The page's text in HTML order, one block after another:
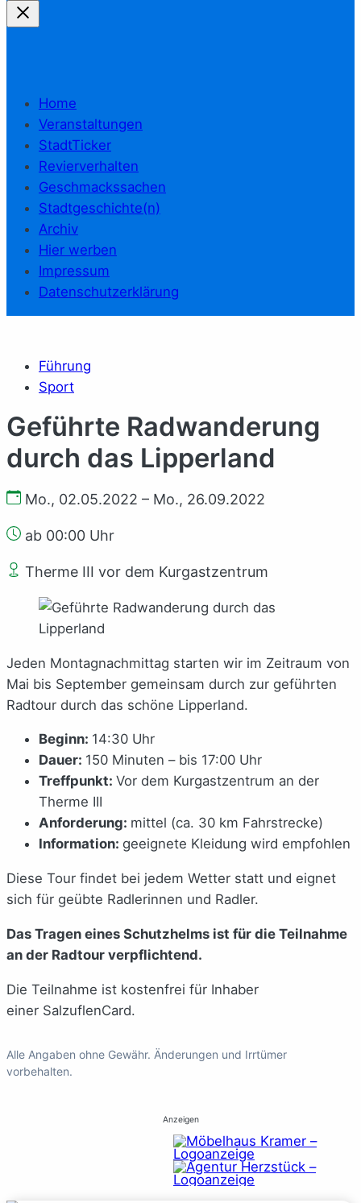
Home
Veranstaltungen
StadtTicker
Revierverhalten
Geschmackssachen
Stadtgeschichte(n)
Archiv
Hier werben
Impressum
Datenschutzerklärung
Führung
Sport
Geführte Radwanderung
durch das Lipperland
Mo., 02.05.2022 – Mo., 26.09.2022
ab 00:00 Uhr
Therme III vor dem Kurgastzentrum
Jeden Montagnachmittag starten wir im Zeitraum von
Mai bis September gemeinsam durch zur geführten
Radtour durch das schöne Lipperland.
Beginn: 14:30 Uhr
Dauer: 150 Minuten – bis 17:00 Uhr
Treffpunkt: Vor dem Kurgastzentrum an der
Therme III
Anforderung: mittel (ca. 30 km Fahrstrecke)
Information: geeignete Kleidung wird empfohlen
Diese Tour findet bei jedem Wetter statt und eignet
sich für geübte Radlerinnen und Radler.
Das Tragen eines Schutzhelms ist für die Teilnahme
an der Radtour verpflichtend.
Die Teilnahme ist kostenfrei für Inhaber
einer SalzuflenCard.
Alle Angaben ohne Gewähr. Änderungen und Irrtümer
vorbehalten.
Anzeigen